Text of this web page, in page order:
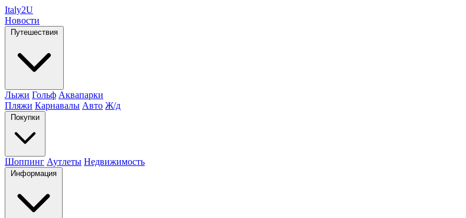
Italy2U
Новости
Путешествия
Лыжи Гольф Аквапарки
Пляжи Карнавалы Авто Ж/д
Покупки
Шоппинг Аутлеты Недвижимость
Информация